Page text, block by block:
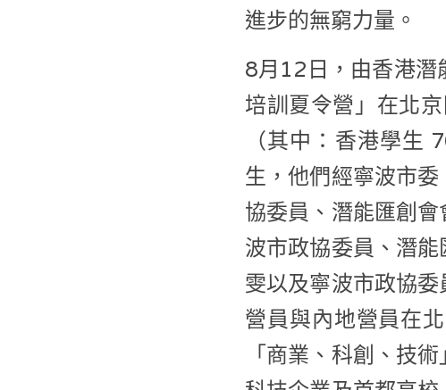
進步的無窮力量。
8月12日，由香港潛
培訓夏令營」在北
（其中：香港學生
生，他們經寧波市
協委員、潛能匯創
波市政協委員、潛
雯以及寧波市政協
營員與內地營員在
「商業、科創、技